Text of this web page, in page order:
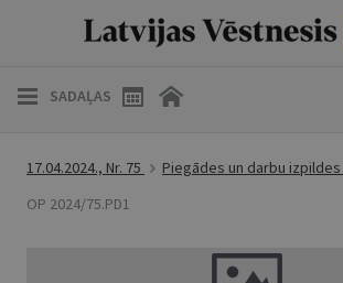
SADAĻAS
17.04.2024., Nr. 75
Piegādes un darbu
OP 2024/75.PD1